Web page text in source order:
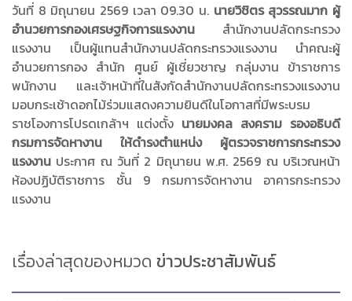
วันที่ 8 มิถุนายน 2569 เวลา 09.30 น. นายวิชิตร สุวรรณมาก ผู้
อำนวยการกองเศรษฐกิจการแรงงาน สำนักงานปลัดกระทรวง
แรงงาน เป็นผู้แทนสำนักงานปลัดกระทรวงแรงงาน นำคณะผู้
อำนวยการกอง สำนัก ศูนย์ ผู้เชี่ยวชาญ กลุ่มงาน ข้าราชการ
พนักงาน และเจ้าหน้าที่ในสังกัดสำนักงานปลัดกระทรวงแรงงาน
มอบกระเช้าดอกไม้ร่วมแสดงความยินดีในโอกาสที่มีพระบรม
ราชโองการโปรดเกล้าฯ แต่งตั้ง นายมงคล สงคราม รองอธิบดี
กรมการจัดหางาน ให้ดำรงตำแหน่ง ผู้ตรวจราชการกระทรวง
แรงงาน ประกาศ ณ วันที่ 2 มิถุนายน พ.ศ. 2569 ณ บริเวณหน้า
ห้องปฏิบัติราชการ ชั้น 9 กรมการจัดหางาน อาคารกระทรวง
แรงงาน
เรื่องล่าสุดของหมวด ข่าวประชาสัมพันธ์